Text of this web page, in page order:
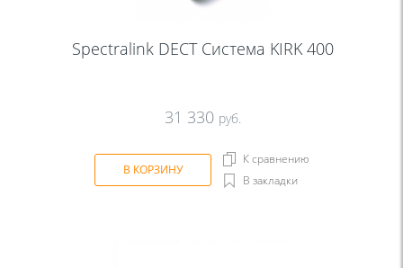
Spectralink DECT Система KIRK 400
31 330 руб.
В КОРЗИНУ
К сравнению
В закладки